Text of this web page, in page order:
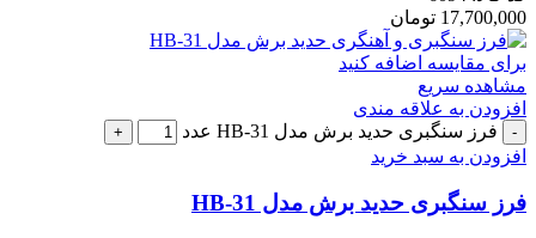
17,700,000 تومان
برای مقایسه اضافه کنید
مشاهده سریع
افزودن به علاقه مندی
فرز سنگبری حدید برش مدل HB-31 عدد
افزودن به سبد خرید
فرز سنگبری حدید برش مدل HB-31